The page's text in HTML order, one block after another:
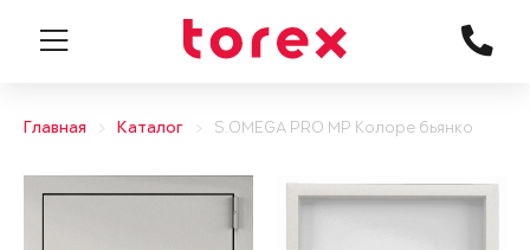
Главная Каталог S.OMEGA PRO MP Колоре бьянко